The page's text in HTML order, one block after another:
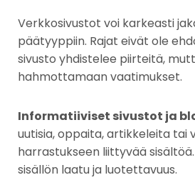
Verkkosivustot voi karkeasti
päätyyppiin. Rajat eivät ole
sivusto yhdistelee piirteitä,
hahmottamaan vaatimukset.
Informatiiviset sivustot ja
uutisia, oppaita, artikkeleita tai
harrastukseen liittyvää
sisällön laatu ja luotettavuus.